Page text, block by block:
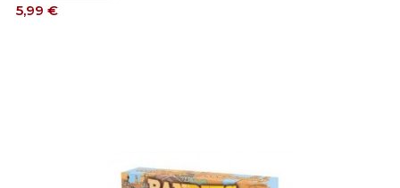
Precio
5,99 €